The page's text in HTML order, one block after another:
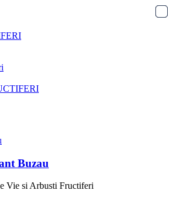
Buzau
Vie si Arbusti Fructiferi